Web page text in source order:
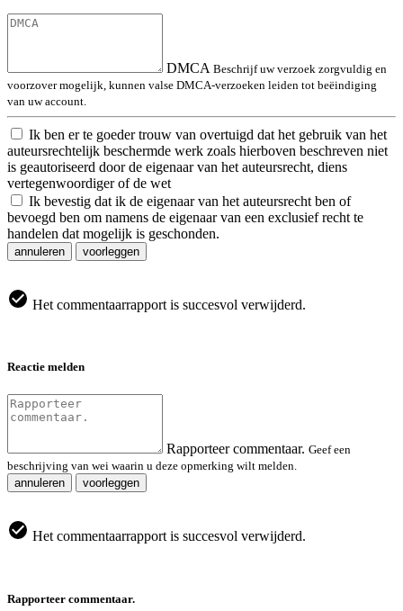
DMCA Beschrijf uw verzoek zorgvuldig en
voorzover mogelijk, kunnen valse DMCA-verzoeken leiden tot beëindiging
van uw account.
Ik ben er te goeder trouw van overtuigd dat het gebruik van het
auteursrechtelijk beschermde werk zoals hierboven beschreven niet
is geautoriseerd door de eigenaar van het auteursrecht, diens
vertegenwoordiger of de wet
Ik bevestig dat ik de eigenaar van het auteursrecht ben of
bevoegd ben om namens de eigenaar van een exclusief recht te
handelen dat mogelijk is geschonden.
annuleren voorleggen
Het commentaarrapport is succesvol verwijderd.
Reactie melden
Rapporteer commentaar. Geef een
beschrijving van wei waarin u deze opmerking wilt melden.
annuleren
voorleggen
Het commentaarrapport is succesvol verwijderd.
Rapporteer commentaar.